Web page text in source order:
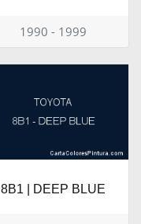
1990 - 1999
8B1 | DEEP BLUE